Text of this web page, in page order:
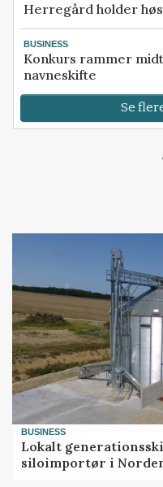
Herregård holder
BUSINESS
Konkurs rammer
navneskifte
Se
BUSINESS
Lokalt
siloimportør i